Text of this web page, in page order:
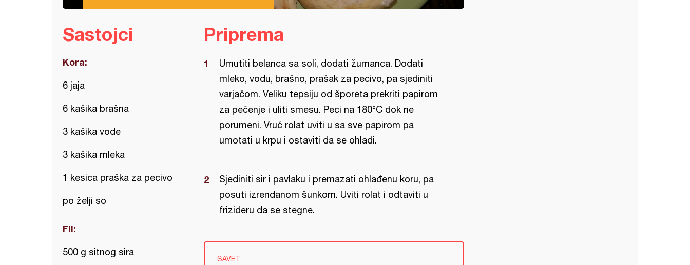
Sastojci
Kora:
6 jaja
6 kašika brašna
3 kašika vode
3 kašika mleka
1 kesica praška za pecivo
po želji so
Fil:
500 g sitnog sira
Priprema
Umutiti belanca sa soli, dodati žumanca. Dodati
mleko, vodu, brašno, prašak za pecivo, pa sjediniti
varjačom. Veliku tepsiju od šporeta prekriti papirom
za pečenje i uliti smesu. Peci na 180°C dok ne
porumeni. Vruć rolat uviti u sa sve papirom pa
umotati u krpu i ostaviti da se ohladi.
Sjediniti sir i pavlaku i premazati ohlađenu koru, pa
posuti izrendanom šunkom. Uviti rolat i odtaviti u
frizideru da se stegne.
SAVET